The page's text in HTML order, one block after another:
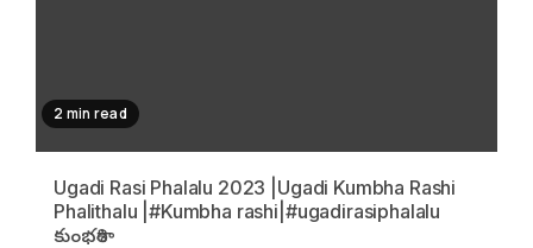
2 min read
Ugadi Rasi Phalalu 2023 |Ugadi Kumbha Rashi
Phalithalu |#Kumbha rashi|#ugadirasiphalalu
కుంభరాశి